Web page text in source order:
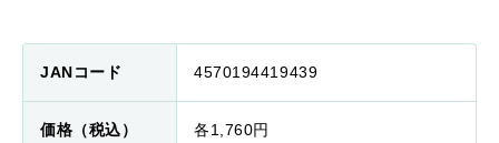
JANコード 4570194419439
価格（税込） 各1,760円